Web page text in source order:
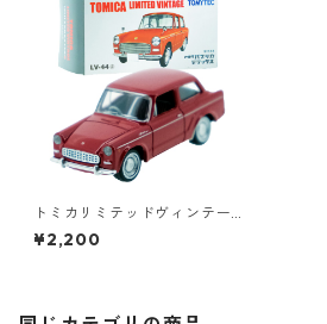
トミカリミテッドヴィンテー
ジ LV-44a トヨタ パブリカ デ
ラックス #10212652
¥2,200